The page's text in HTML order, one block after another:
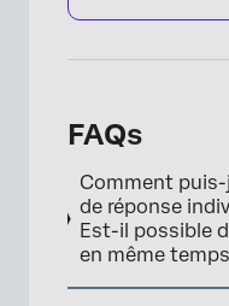
FAQs
Comment
de réponse
Est-il possible
en même